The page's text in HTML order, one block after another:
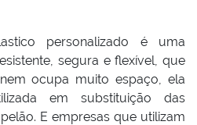
personalizado é uma
segura e flexível, que
ocupa muito espaço, ela
em substituição das
E empresas que utilizam